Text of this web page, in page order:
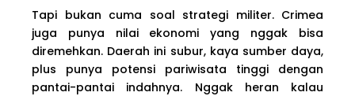
Tapi bukan cuma soal strategi militer. Crimea
juga punya nilai ekonomi yang nggak bisa
diremehkan. Daerah ini subur, kaya sumber daya,
plus punya potensi pariwisata tinggi dengan
pantai-pantai indahnya. Nggak heran kalau